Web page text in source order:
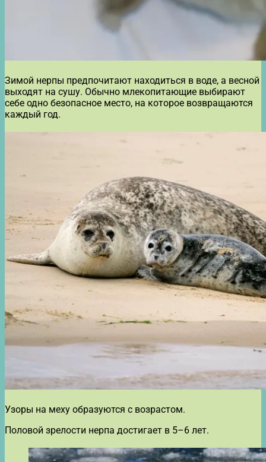
Зимой нерпы предпочитают находиться в воде, а весной
выходят на сушу. Обычно млекопитающие выбирают
себе одно безопасное место, на которое возвращаются
каждый год.
Узоры на меху образуются с возрастом.
Половой зрелости нерпа достигает в 5–6 лет.